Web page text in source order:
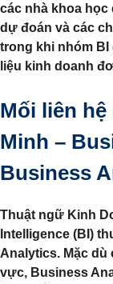
các nhà khoa học
dự đoán và các
trong khi nhóm BI
liệu kinh doanh
Mối liên
Minh –
Business
Thuật ngữ Kinh
Intelligence (BI)
Analytics. Mặc
vực, Business